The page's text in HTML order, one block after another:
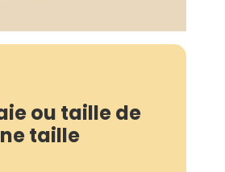
ou taille de
taille